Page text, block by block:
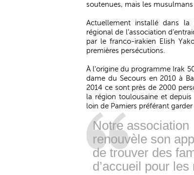
soutenues, mais les
Actuellement installé dans la
régional de l’association
par le franco-irakien Elish
premières persécutions.
À l’origine du programme Irak
dame du Secours en 2010 à
2014 ce sont près de 2000
la région toulousaine et
loin de Pamiers préférant garder
Notre association
renouvèle son
de trouver des
d’accueil pour les